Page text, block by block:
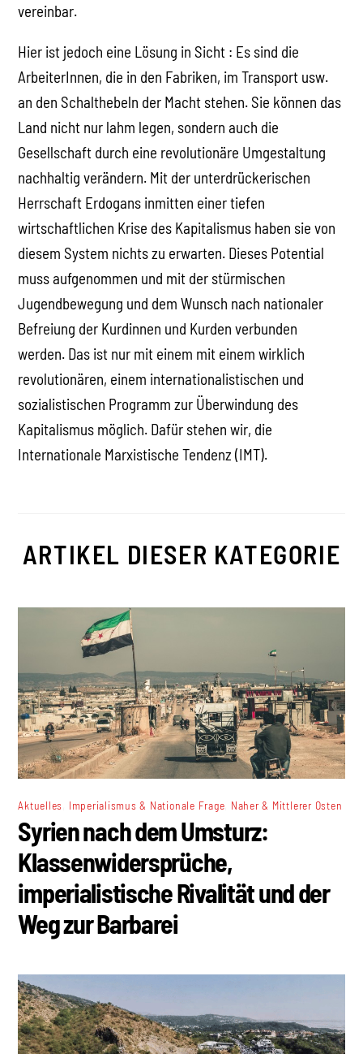
vereinbar.
Hier ist jedoch eine Lösung in Sicht : Es sind die
ArbeiterInnen, die in den Fabriken, im Transport usw.
an den Schalthebeln der Macht stehen. Sie können das
Land nicht nur lahm legen, sondern auch die
Gesellschaft durch eine revolutionäre Umgestaltung
nachhaltig verändern. Mit der unterdrückerischen
Herrschaft Erdogans inmitten einer tiefen
wirtschaftlichen Krise des Kapitalismus haben sie von
diesem System nichts zu erwarten. Dieses Potential
muss aufgenommen und mit der stürmischen
Jugendbewegung und dem Wunsch nach nationaler
Befreiung der Kurdinnen und Kurden verbunden
werden. Das ist nur mit einem mit einem wirklich
revolutionären, einem internationalistischen und
sozialistischen Programm zur Überwindung des
Kapitalismus möglich. Dafür stehen wir, die
Internationale Marxistische Tendenz (IMT).
ARTIKEL DIESER KATEGORIE
Aktuelles Imperialismus & Nationale Frage Naher & Mittlerer Osten
Syrien nach dem Umsturz:
Klassenwidersprüche,
imperialistische Rivalität und der
Weg zur Barbarei